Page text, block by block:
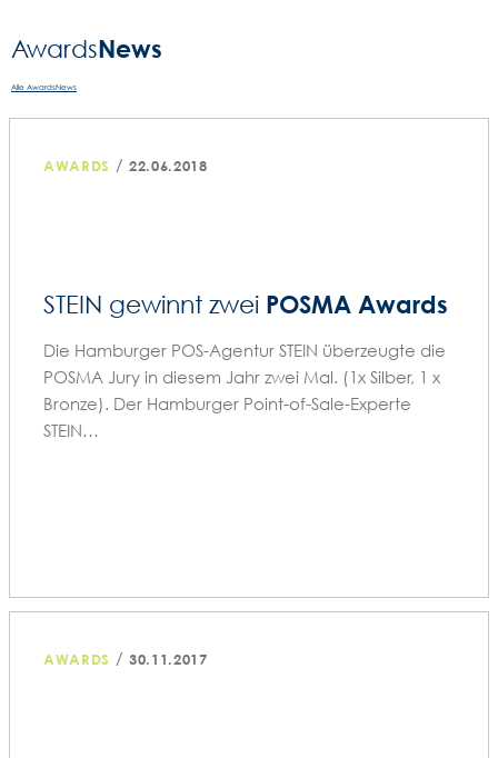
Awards­News
Alle AwardsNews
AWARDS /22.06.2018
STEIN gewinnt zwei POSMA Awards
Die Hamburger POS-Agentur STEIN überzeugte die
POSMA Jury in diesem Jahr zwei Mal. (1x Silber, 1 x
Bronze). Der Hamburger Point-of-Sale-Experte
STEIN…
AWARDS /30.11.2017